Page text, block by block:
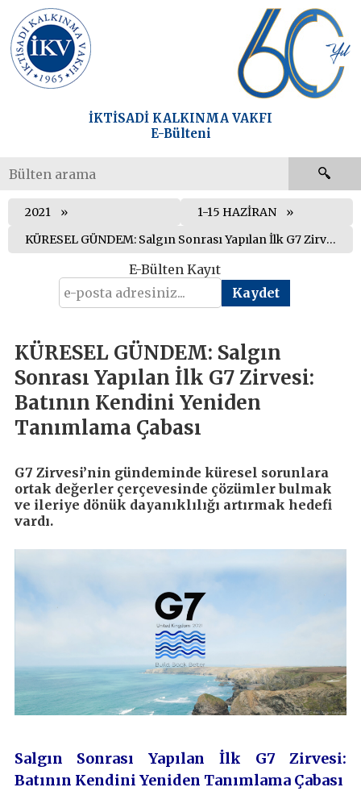
İKTİSADİ KALKINMA VAKFI
E-Bülteni
2021
1-15 HAZİRAN
KÜRESEL GÜNDEM: Salgın Sonrası Yapılan İlk G7 Zirvesi: Batının Kendini Yeniden Tanımlama Çabası
E-Bülten Kayıt
KÜRESEL GÜNDEM: Salgın
Sonrası Yapılan İlk G7 Zirvesi:
Batının Kendini Yeniden
Tanımlama Çabası
G7 Zirvesi’nin gündeminde küresel sorunlara
ortak değerler çerçevesinde çözümler bulmak
ve ileriye dönük dayanıklılığı artırmak hedefi
vardı.
Salgın Sonrası Yapılan İlk G7 Zirvesi:
Batının Kendini Yeniden Tanımlama Çabası